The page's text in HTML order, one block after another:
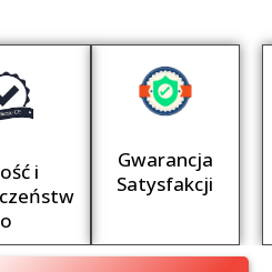
i
o
Gwarancja
Satysfakcji